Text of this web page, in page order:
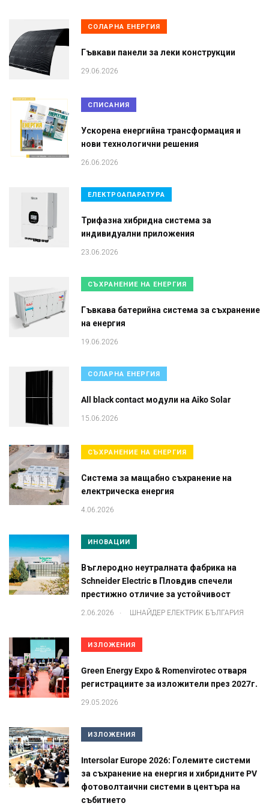
СОЛАРНА ЕНЕРГИЯ
Гъвкави панели за леки конструкции
29.06.2026
СПИСАНИЯ
Ускорена енергийна трансформация и
нови технологични решения
26.06.2026
ЕЛЕКТРОАПАРАТУРА
Трифазна хибридна система за
индивидуални приложения
23.06.2026
СЪХРАНЕНИЕ НА ЕНЕРГИЯ
Гъвкава батерийна система за съхранение
на енергия
19.06.2026
СОЛАРНА ЕНЕРГИЯ
All black contact модули на Aiko Solar
15.06.2026
СЪХРАНЕНИЕ НА ЕНЕРГИЯ
Система за мащабно съхранение на
електрическа енергия
4.06.2026
ИНОВАЦИИ
Въглеродно неутралната фабрика на
Schneider Electric в Пловдив спечели
престижно отличие за устойчивост
2.06.2026 . ШНАЙДЕР ЕЛЕКТРИК БЪЛГАРИЯ
ИЗЛОЖЕНИЯ
Green Energy Expo & Romenvirotec отваря
регистрациите за изложители през 2027г.
29.05.2026
ИЗЛОЖЕНИЯ
Intersolar Europe 2026: Големите системи
за съхранение на енергия и хибридните PV
фотоволтаични системи в центъра на
събитието